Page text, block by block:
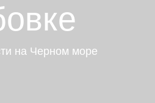
на Черном море